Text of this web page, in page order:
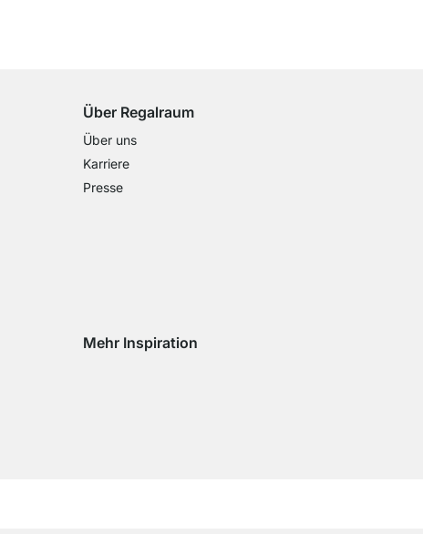
Über Regalraum
Über uns
Karriere
Presse
Mehr Inspiration